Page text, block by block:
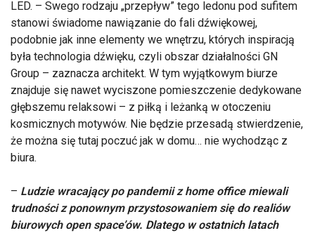
LED. – Swego rodzaju „przepływ” tego ledonu pod sufitem
stanowi świadome nawiązanie do fali dźwiękowej,
podobnie jak inne elementy we wnętrzu, których inspiracją
była technologia dźwięku, czyli obszar działalności GN
Group – zaznacza architekt. W tym wyjątkowym biurze
znajduje się nawet wyciszone pomieszczenie dedykowane
głębszemu relaksowi – z piłką i leżanką w otoczeniu
kosmicznych motywów. Nie będzie przesadą stwierdzenie,
że można się tutaj poczuć jak w domu… nie wychodząc z
biura.
– Ludzie wracający po pandemii z home office miewali
trudności z ponownym przystosowaniem się do realiów
biurowych open space’ów. Dlatego w ostatnich latach